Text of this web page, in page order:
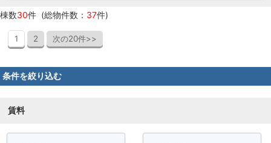
棟数30件 (総物件数： 37件)
1 2 次の20件>>
条件を絞り込む
賃料